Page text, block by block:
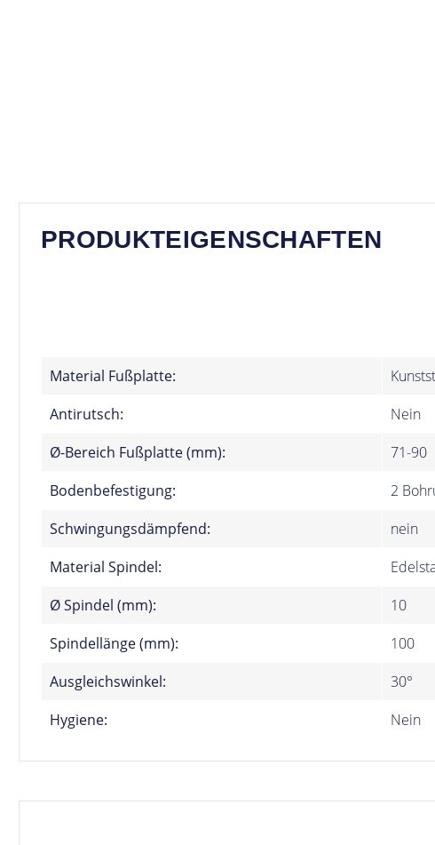
PRODUKTEIGENSCHAFTEN
Material Fußplatte:
Antirutsch:
Nein
Ø-Bereich Fußplatte (mm):
71-90
Bodenbefestigung:
2
Schwingungsdämpfend:
nein
Material Spindel:
Ø Spindel (mm):
10
Spindellänge (mm):
100
Ausgleichswinkel:
30°
Hygiene:
Nein